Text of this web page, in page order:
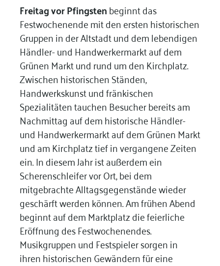
Freitag vor Pfingstenbeginnt das
Festwochenende mit den ersten historischen
Gruppen in der Altstadt und dem lebendigen
Händler- und Handwerkermarkt auf dem
Grünen Markt und rund um den Kirchplatz.
Zwischen historischen Ständen,
Handwerkskunst und fränkischen
Spezialitäten tauchen Besucher bereits am
Nachmittag auf dem historische Händler-
und Handwerkermarkt auf dem Grünen Markt
und am Kirchplatz tief in vergangene Zeiten
ein. In diesem Jahr ist außerdem ein
Scherenschleifer vor Ort, bei dem
mitgebrachte Alltagsgegenstände wieder
geschärft werden können. Am frühen Abend
beginnt auf dem Marktplatz die feierliche
Eröffnung des Festwochenendes.
Musikgruppen und Festspieler sorgen in
ihren historischen Gewändern für eine